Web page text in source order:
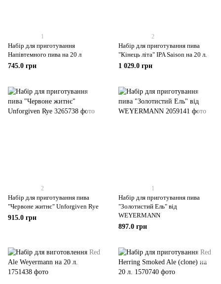
1
Набір для приготування
Напівтемного пива на 20 л
745.0 грн
2
Набір для приготування пива
"Кінець літа" IPA Saison на 20 л.
1 029.0 грн
2
Набір для приготування пива
"Червоне житнє" Unforgiven Rye
915.0 грн
1
Набір для приготування пива
"Золотистий Ель" від
WEYERMANN
897.0 грн